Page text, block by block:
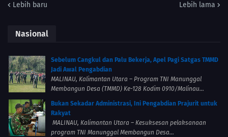
Lebih baru Lebih lama
Nasional
Sebelum Cangkul dan Palu Bekerja, Apel Pagi Satgas TMMD
Jadi Awal Pengabdian
MALINAU, Kalimantan Utara – Program TNI Manunggal
Membangun Desa (TMMD) Ke-128 Kodim 0910/Malinau...
Bukan Sekadar Administrasi, Ini Pengabdian Prajurit untuk
Rakyat
MALINAU, Kalimantan Utara – Kesuksesan pelaksanaan
program TNI Manunggal Membangun Desa...